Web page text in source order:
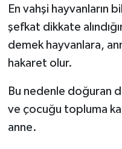
En vahşi hayvanların
şefkat dikkate
demek hayvanlara,
hakaret olur.
Bu nedenle doğuran
ve çocuğu topluma
anne.